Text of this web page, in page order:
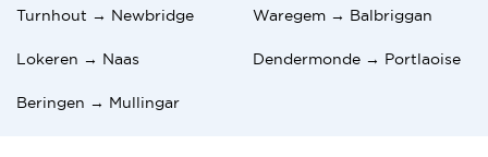
Turnhout → Newbridge Waregem → Balbriggan
Lokeren → Naas Dendermonde → Portlaoise
Beringen → Mullingar